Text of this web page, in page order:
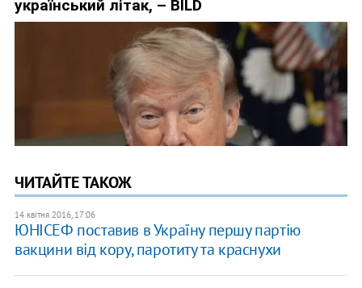
ЧИТАЙТЕ ТАКОЖ
14 квітня 2016, 17:06
ЮНІСЕФ поставив в Україну першу партію
вакцини від кору, паротиту та краснухи